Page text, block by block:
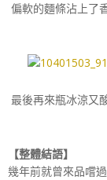
偏軟的麵條沾上了
最後再來瓶冰涼又
【整體結語】
幾年前就曾來品嚐